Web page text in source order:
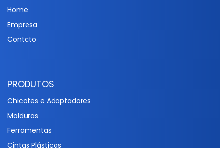
Home
Empresa
Contato
PRODUTOS
Chicotes e Adaptadores
Molduras
Ferramentas
Cintas Plásticas